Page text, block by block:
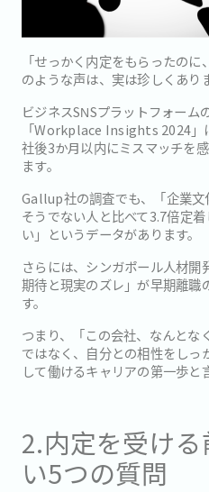
「せっかく内定をもらったの
のような声は、実は珍しくあり
ビジネスSNSプラットフォーム
「Workplace Insights 2024」
社後3か月以内にミスマッチを
ます。
Gallup社の調査でも、「企業文
そうでない人と比べて3.7倍定
い」というデータがあります。
さらには、シンガポール人材
期待と現実のズレ」が早期離職
す。
つまり、「この会社、なんとな
ではなく、自分との相性をし
して働けるキャリアの第一歩と
2.内定を受け
い5つの質問